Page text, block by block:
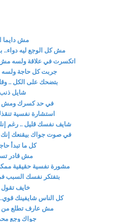
مش دايما
مش كل الوجع ليه دواء..
اتكسرت في علاقة ولسه مش
جربت كل حاجة
بتضحك على الكل ..
شايل
في حد كسرك ومش
استشارة نفسية
شايف نفسك قليل .. رغم
في صوت جواك بيقنعك
كل ما تبدأ
مش قادر
مشورة نفسية حقيقية
بتفتكر نفسك السبب
خايف تقول
كل الناس شايفينك
مش عارف تطلع من
جواك وجع